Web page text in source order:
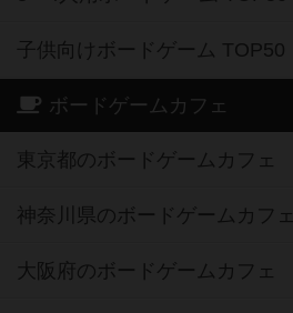
子供向けボードゲーム TOP50
ボードゲームカフェ
東京都のボードゲームカフェ
神奈川県のボードゲームカフェ
大阪府のボードゲームカフェ